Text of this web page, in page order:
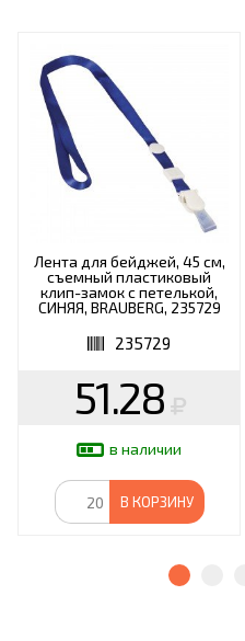
Лента для бейджей, 45 см,
съемный пластиковый
клип-замок с петелькой,
СИНЯЯ, BRAUBERG, 235729
235729
51.28
в наличии
В КОРЗИНУ